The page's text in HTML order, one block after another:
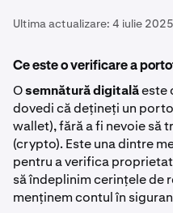
Ultima actualizare: 4 iulie 2025
Ce este o verificare a
Osemnătură digitalăeste
dovedi că dețineți un
wallet), fără a fi nevoie să
(crypto). Este una dintre
pentru a verifica
să îndeplinim cerințele de
menținem contul în